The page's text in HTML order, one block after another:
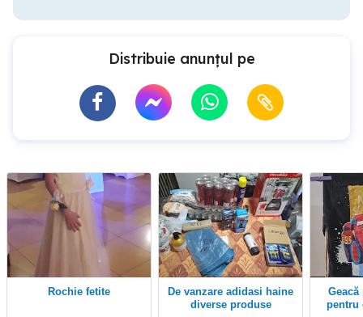
Distribuie anunțul pe
rochie fetite
De vanzare adidasi haine
diverse produse
Geacă pictată manual
pentru